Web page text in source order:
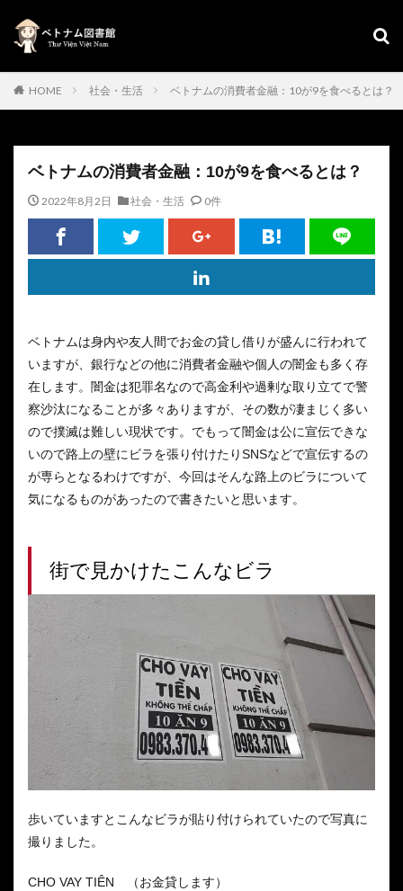
HOME 社会・生活 ベトナムの消費者金融：10が9を食べるとは？
ベトナムの消費者金融：10が9を食べるとは？
2022年8月2日 社会・生活 0件
ベトナムは身内や友人間でお金の貸し借りが盛んに行われて
いますが、銀行などの他に消費者金融や個人の闇金も多く存
在します。闇金は犯罪名なので高金利や過剰な取り立てで警
察沙汰になることが多々ありますが、その数が凄まじく多い
ので撲滅は難しい現状です。でもって闇金は公に宣伝できな
いので路上の壁にビラを張り付けたりSNSなどで宣伝するの
が専らとなるわけですが、今回はそんな路上のビラについて
気になるものがあったので書きたいと思います。
街で見かけたこんなビラ
歩いていますとこんなビラが貼り付けられていたので写真に
撮りました。
CHO VAY TIÊN （お金貸します）